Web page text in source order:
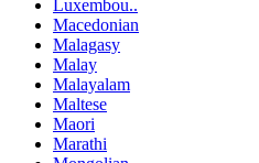
Luxembou..
Macedonian
Malagasy
Malay
Malayalam
Maltese
Maori
Marathi